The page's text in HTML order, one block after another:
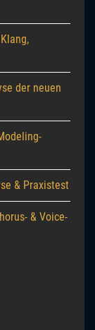
der neuen
& Praxistest
& Voice-